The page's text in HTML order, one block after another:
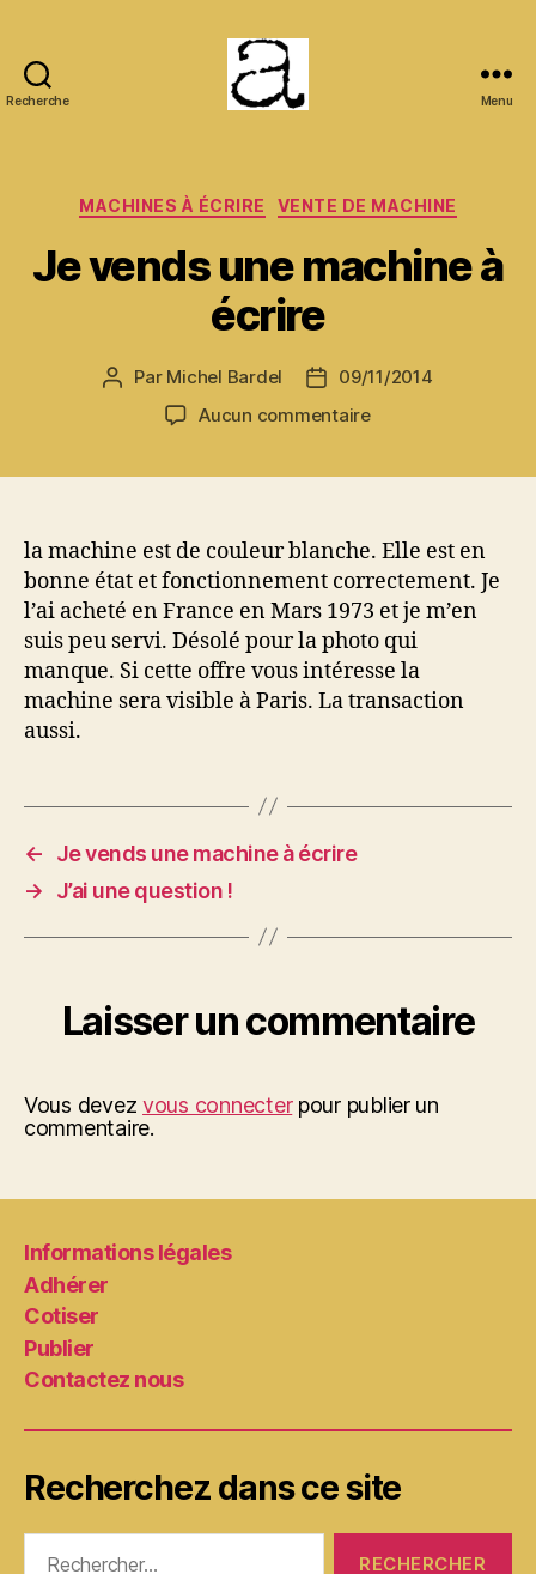
Recherche Menu
Catégories
MACHINES À ÉCRIRE VENTE DE MACHINE
Je vends une machine à
écrire
Auteur
l’article
Par Michel Bardel
Date09/11/2014
Aucun commentairesur
à
écrire
la machine est de couleur blanche. Elle est en
bonne état et fonctionnement correctement. Je
l’ai acheté en France en Mars 1973 et je m’en
suis peu servi. Désolé pour la photo qui
manque. Si cette offre vous intéresse la
machine sera visible à Paris. La transaction
aussi.
←
Je vends une machine à écrire
→
J’ai une question !
Laisser un commentaire
Vous devezvous connecterpour publier un
commentaire.
Informations légales
Adhérer
Cotiser
Publier
Contactez nous
Recherchez dans ce site